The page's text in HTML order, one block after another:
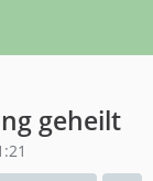
geheilt